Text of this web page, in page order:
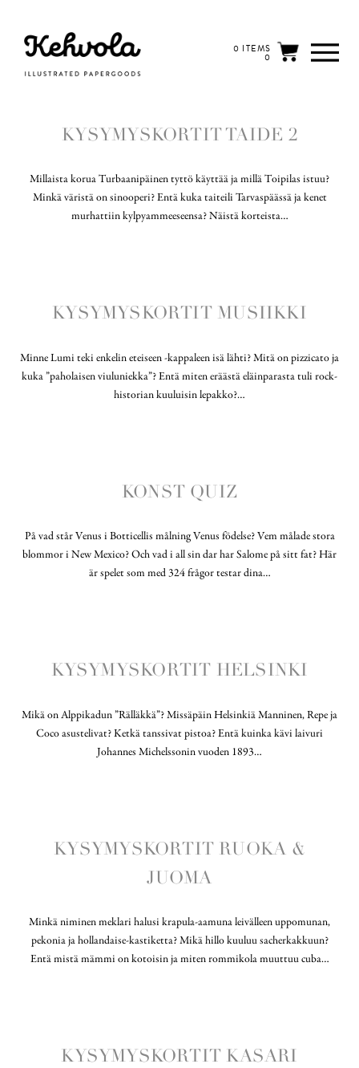
0 ITEMS
0
KYSYMYSKORTIT TAIDE 2
Millaista korua Turbaanipäinen tyttö käyttää ja millä Toipilas istuu?
Minkä väristä on sinooperi? Entä kuka taiteili Tarvaspäässä ja kenet
murhattiin kylpyammeeseensa? Näistä korteista…
KYSYMYSKORTIT MUSIIKKI
Minne Lumi teki enkelin eteiseen -kappaleen isä lähti? Mitä on pizzicato ja
kuka ”paholaisen viuluniekka”? Entä miten eräästä eläinparasta tuli rock-
historian kuuluisin lepakko?…
KONST QUIZ
På vad står Venus i Botticellis målning Venus födelse? Vem målade stora
blommor i New Mexico? Och vad i all sin dar har Salome på sitt fat? Här
är spelet som med 324 frågor testar dina…
KYSYMYSKORTIT HELSINKI
Mikä on Alppikadun ”Rälläkkä”? Missäpäin Helsinkiä Manninen, Repe ja
Coco asustelivat? Ketkä tanssivat pistoa? Entä kuinka kävi laivuri
Johannes Michelssonin vuoden 1893…
KYSYMYSKORTIT RUOKA &
JUOMA
Minkä niminen meklari halusi krapula-aamuna leivälleen uppomunan,
pekonia ja hollandaise-kastiketta? Mikä hillo kuuluu sacherkakkuun?
Entä mistä mämmi on kotoisin ja miten rommikola muuttuu cuba…
KYSYMYSKORTIT KASARI